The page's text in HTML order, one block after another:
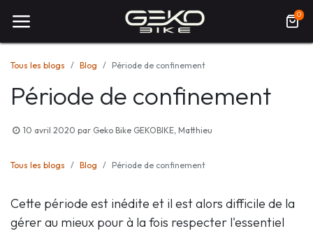
0
Tous les blogs Blog Période de confinement
Période de confinement
10 avril 2020 par Geko Bike GEKOBIKE, Matthieu
Tous les blogs Blog Période de confinement
Cette période est inédite et il est alors difficile de la
gérer au mieux pour à la fois respecter l'essentiel